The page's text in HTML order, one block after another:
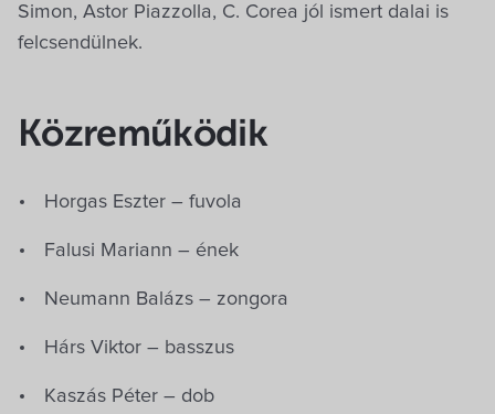
Simon, Astor Piazzolla, C. Corea jól ismert dalai is
felcsendülnek.
Közreműködik
Horgas Eszter – fuvola
Falusi Mariann – ének
Neumann Balázs – zongora
Hárs Viktor – basszus
Kaszás Péter – dob